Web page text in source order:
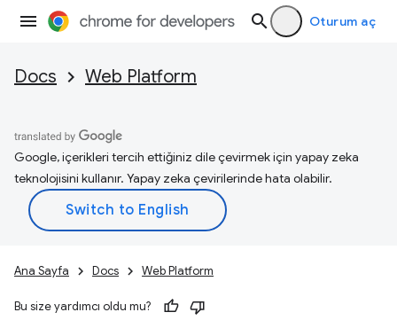
Oturum aç
Docs Web Platform
Google, içerikleri tercih ettiğiniz dile çevirmek için yapay zeka
teknolojisini kullanır. Yapay zeka çevirilerinde hata olabilir.
Ana Sayfa Docs Web Platform
Bu size yardımcı oldu mu?